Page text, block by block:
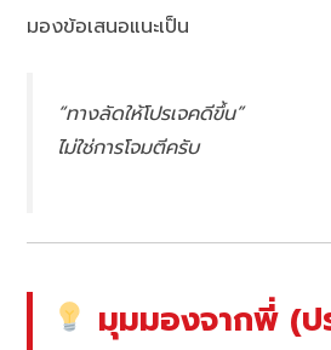
มองข้อเสนอแนะเป็น
“ทางลัดให้โปรเจคดีขึ้น”
ไม่ใช่การโจมตีครับ
มุมมองจากพี่ (ป